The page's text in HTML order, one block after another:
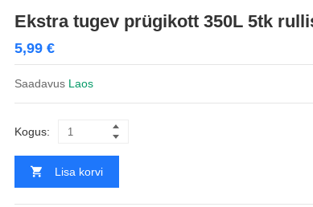
Ekstra tugev prügikott 350L 5tk
5,99 €
Saadavus Laos
Kogus:
Lisa korvi